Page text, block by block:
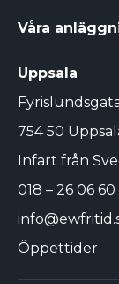
Våra
Uppsala
754 50
Infart från
018 – 26 06 60
Öppettider